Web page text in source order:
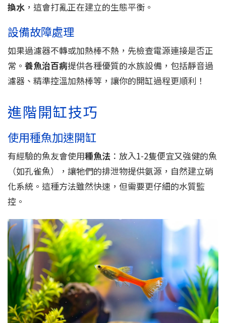
換水 ，這會打亂正在建立的生態平衡。
設備故障處理
如果過濾器不轉或加熱棒不熱，先檢查電源連接是否正
常。 養魚治百病提供各種優質的水族設備，包括靜音過
濾器、精準控溫加熱棒等，讓你的開缸過程更順利！
進階開缸技巧
使用種魚加速開缸
有經驗的魚友會使用種魚法 ：放入1-2隻便宜又強健的魚
（如孔雀魚），讓牠們的排泄物提供氨源，自然建立硝
化系統。這種方法雖然快速，但需要更仔細的水質監
控。